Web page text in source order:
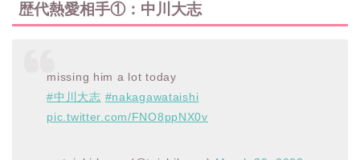
歴代熱愛相手①：中川大志
missing him a lot today
#中川大志 #nakagawataishi
pic.twitter.com/FNO8ppNX0v